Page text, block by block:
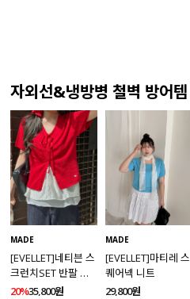
자외선&냉방병 철벽 방어템
MADE
[EVELLET]네티븐 스
크런치SET 반팔 니
트 가디건
20%35,800원
MADE
[EVELLET]마티레 스
퀘어넥 니트
29,800원